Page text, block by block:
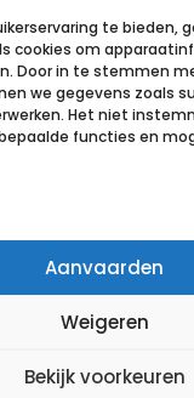
te bieden,
cookies om
Door in te stemmen
we gegevens zoals
Het niet
functies en
Aanvaarden
Weigeren
Bekijk voorkeuren